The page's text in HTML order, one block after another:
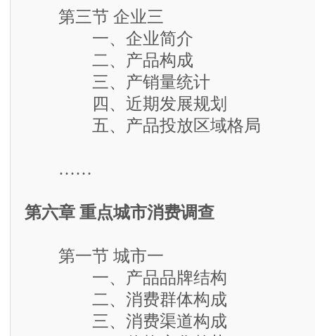
第三节 企业三
一、企业简介
二、产品构成
三、产销量统计
四、近期发展规划
五、产品投放区域格局
……
第六章 重点城市消费调查
第一节 城市一
一、产品品牌结构
二、消费群体构成
三、消费渠道构成